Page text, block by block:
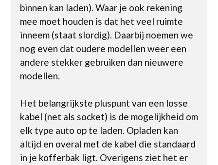
binnen kan laden). Waar je ook rekening
mee moet houden is dat het veel ruimte
inneem (staat slordig). Daarbij noemen we
nog even dat oudere modellen weer een
andere stekker gebruiken dan nieuwere
modellen.
Het belangrijkste pluspunt van een losse
kabel (net als socket) is de mogelijkheid om
elk type auto op te laden. Opladen kan
altijd en overal met de kabel die standaard
in je kofferbak ligt. Overigens ziet het er